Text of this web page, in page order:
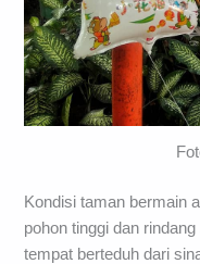
Kondisi taman bermain
pohon tinggi dan
tempat berteduh dari